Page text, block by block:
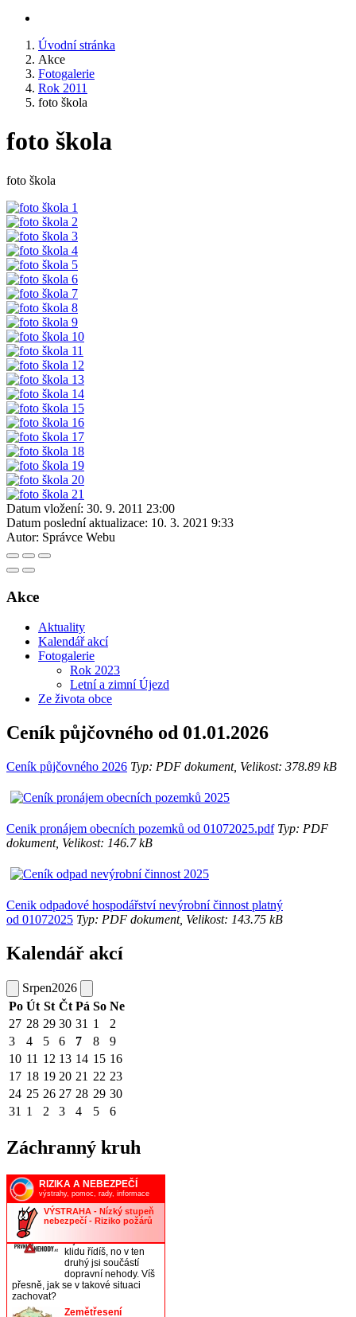
Úvodní stránka
Akce
Fotogalerie
Rok 2011
foto škola
foto škola
foto škola
Datum vložení: 30. 9. 2011 23:00
Datum poslední aktualizace: 10. 3. 2021 9:33
Autor: Správce Webu
Akce
Aktuality
Kalendář akcí
Fotogalerie
Rok 2023
Letní a zimní Újezd
Ze života obce
Ceník půjčovného od 01.01.2026
Ceník půjčovného 2026 Typ: PDF dokument, Velikost: 378.89 kB
Cenik pronájem obecních pozemků od 01072025.pdfTyp: PDF
dokument, Velikost: 146.7 kB
Cenik odpadové hospodářství nevýrobní činnost platný
od 01072025 Typ: PDF dokument, Velikost: 143.75 kB
Kalendář akcí
Srpen2026
Po Út St Čt Pá So Ne
27 28 29 30 31 1
2
3
4 5 6 7 8
9
10 11 12 13 14 15 16
17 18 19 20 21 22 23
24 25 26 27 28 29 30
31 1 2 3 4 5 6
Záchranný kruh